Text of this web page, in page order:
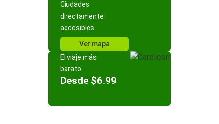
Ciudades
directamente
accesibles
Ver mapa
El viaje más
barato
Desde $6.99